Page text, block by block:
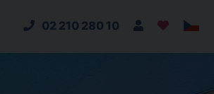
02 210 280 10